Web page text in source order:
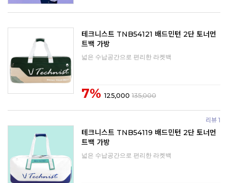
테크니스트 TNB54121 배드민턴 2단 토너먼
트백 가방
넓은 수납공간으로 편리한 라켓백
7% 125,000 135,000
리뷰 1
테크니스트 TNB54119 배드민턴 2단 토너먼
트백 가방
넓은 수납공간으로 편리한 라켓백